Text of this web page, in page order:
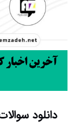
دانلود